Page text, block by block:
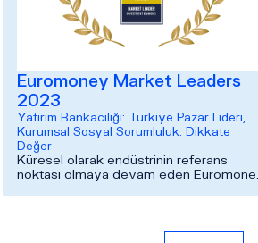
Euromoney Market Leaders
2023
Yatırım Bankacılığı: Türkiye Pazar Lideri,
Kurumsal Sosyal Sorumluluk: Dikkate
Değer
Küresel olarak endüstrinin referans
noktası olmaya devam eden Euromoney